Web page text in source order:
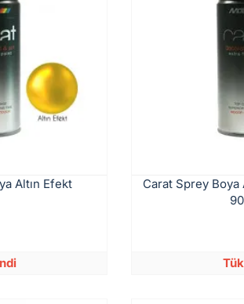
Altın Efekt
Carat Sprey Boya